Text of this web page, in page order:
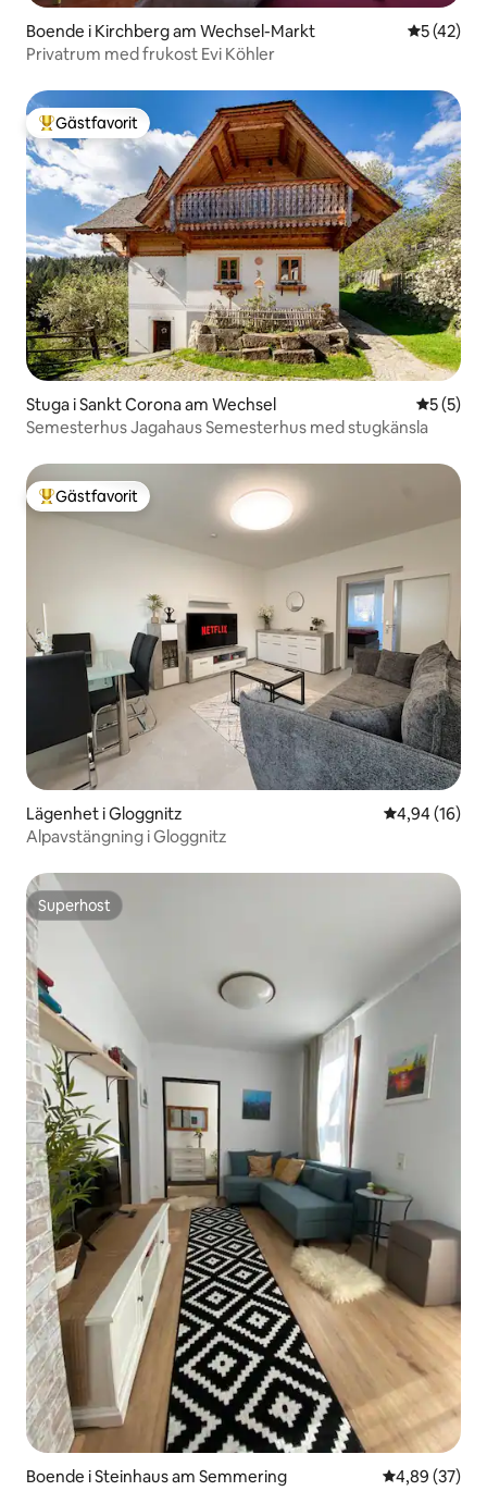
Boende i Kirchberg am Wechsel-Markt 5 av 5 i
5 (42)
Privatrum med frukost Evi Köhler
Populär gästfavorit
Gästfavorit
Stuga i Sankt Corona am Wechsel 5 av 5 i
5 (5)
Semesterhus Jagahaus Semesterhus med stugkänsla
Populär gästfavorit
Gästfavorit
Lägenhet i Gloggnitz 4,94 av 5 i
4,94 (16)
Alpavstängning i Gloggnitz
Superhost
Superhost
Boende i Steinhaus am Semmering 4,89 av 5 i
4,89 (37)